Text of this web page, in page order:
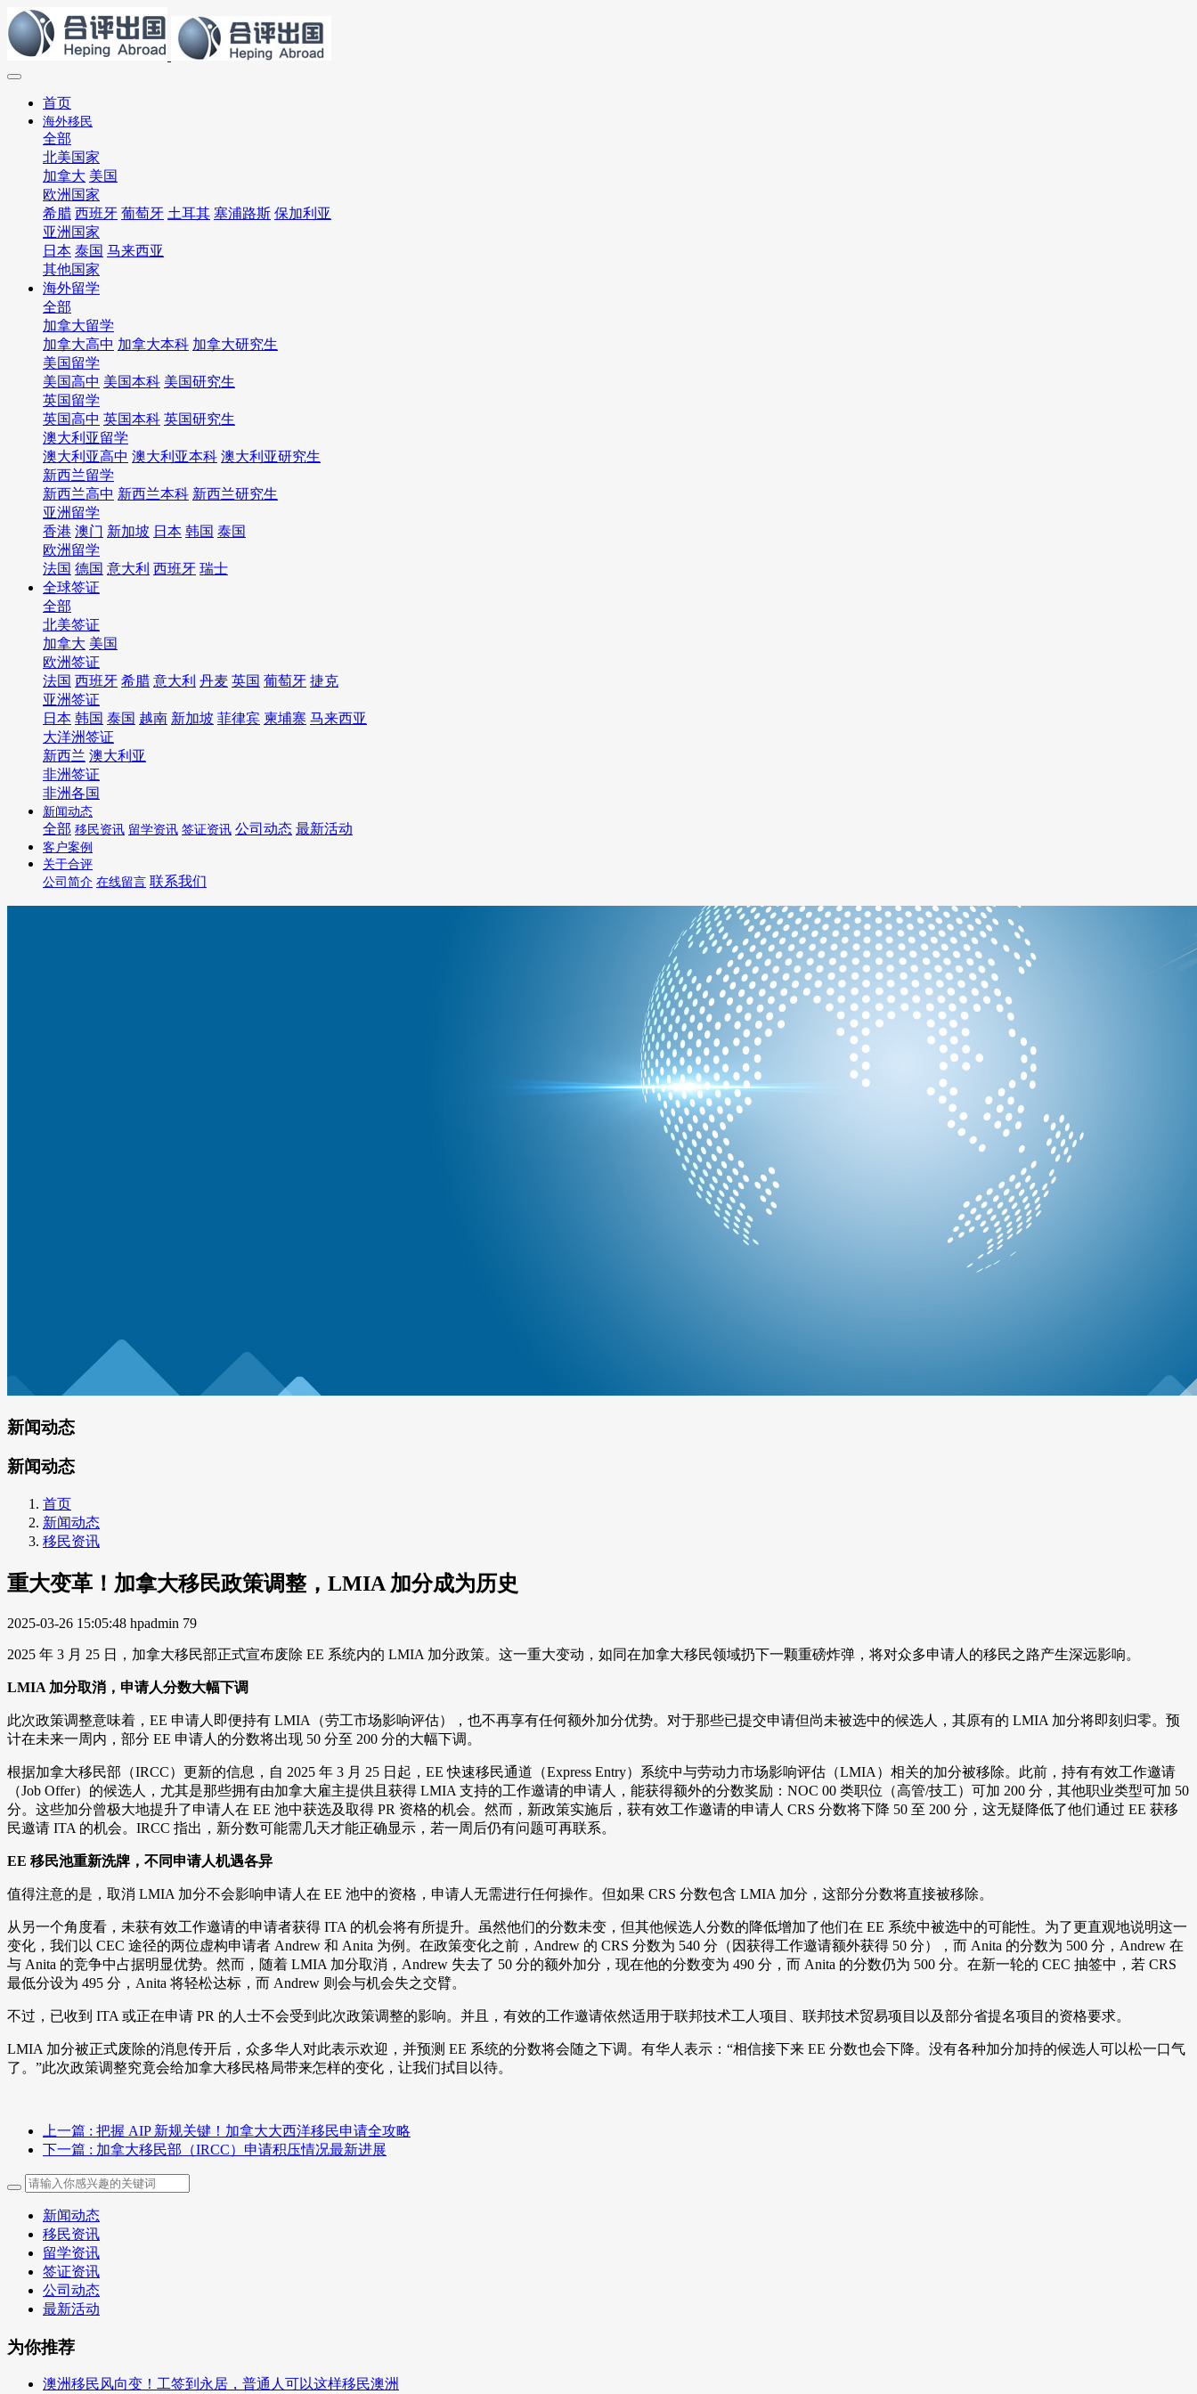
首页
海外移民
全部
北美国家
加拿大 美国
欧洲国家
希腊 西班牙 葡萄牙 土耳其 塞浦路斯 保加利亚
亚洲国家
日本 泰国 马来西亚
其他国家
海外留学
全部
加拿大留学
加拿大高中 加拿大本科 加拿大研究生
美国留学
美国高中 美国本科 美国研究生
英国留学
英国高中 英国本科 英国研究生
澳大利亚留学
澳大利亚高中 澳大利亚本科 澳大利亚研究生
新西兰留学
新西兰高中 新西兰本科 新西兰研究生
亚洲留学
香港 澳门 新加坡 日本 韩国 泰国
欧洲留学
法国 德国 意大利 西班牙 瑞士
全球签证
全部
北美签证
加拿大 美国
欧洲签证
法国 西班牙 希腊 意大利 丹麦 英国 葡萄牙 捷克
亚洲签证
日本 韩国 泰国 越南 新加坡 菲律宾 柬埔寨 马来西亚
大洋洲签证
新西兰 澳大利亚
非洲签证
非洲各国
新闻动态
全部 移民资讯 留学资讯 签证资讯 公司动态 最新活动
客户案例
关于合评
公司简介 在线留言 联系我们
新闻动态
新闻动态
首页
新闻动态
移民资讯
重大变革！加拿大移民政策调整，LMIA 加分成为历史
2025-03-26 15:05:48 hpadmin 79
2025 年 3 月 25 日，加拿大移民部正式宣布废除 EE 系统内的 LMIA 加分政策。这一重大变动，如同在加拿大移民领域扔下一颗重磅炸弹，将对众多申请人的移民之路产生深远影响。
LMIA 加分取消，申请人分数大幅下调
此次政策调整意味着，EE 申请人即便持有 LMIA（劳工市场影响评估），也不再享有任何额外加分优势。对于那些已提交申请但尚未被选中的候选人，其原有的 LMIA 加分将即刻归零。预
计在未来一周内，部分 EE 申请人的分数将出现 50 分至 200 分的大幅下调。
根据加拿大移民部（IRCC）更新的信息，自 2025 年 3 月 25 日起，EE 快速移民通道（Express Entry）系统中与劳动力市场影响评估（LMIA）相关的加分被移除。此前，持有有效工作邀请
（Job Offer）的候选人，尤其是那些拥有由加拿大雇主提供且获得 LMIA 支持的工作邀请的申请人，能获得额外的分数奖励：NOC 00 类职位（高管/技工）可加 200 分，其他职业类型可加 50
分。这些加分曾极大地提升了申请人在 EE 池中获选及取得 PR 资格的机会。然而，新政策实施后，获有效工作邀请的申请人 CRS 分数将下降 50 至 200 分，这无疑降低了他们通过 EE 获移
民邀请 ITA 的机会。IRCC 指出，新分数可能需几天才能正确显示，若一周后仍有问题可再联系。
EE 移民池重新洗牌，不同申请人机遇各异
值得注意的是，取消 LMIA 加分不会影响申请人在 EE 池中的资格，申请人无需进行任何操作。但如果 CRS 分数包含 LMIA 加分，这部分分数将直接被移除。
从另一个角度看，未获有效工作邀请的申请者获得 ITA 的机会将有所提升。虽然他们的分数未变，但其他候选人分数的降低增加了他们在 EE 系统中被选中的可能性。为了更直观地说明这一
变化，我们以 CEC 途径的两位虚构申请者 Andrew 和 Anita 为例。在政策变化之前，Andrew 的 CRS 分数为 540 分（因获得工作邀请额外获得 50 分），而 Anita 的分数为 500 分，Andrew 在
与 Anita 的竞争中占据明显优势。然而，随着 LMIA 加分取消，Andrew 失去了 50 分的额外加分，现在他的分数变为 490 分，而 Anita 的分数仍为 500 分。在新一轮的 CEC 抽签中，若 CRS
最低分设为 495 分，Anita 将轻松达标，而 Andrew 则会与机会失之交臂。
不过，已收到 ITA 或正在申请 PR 的人士不会受到此次政策调整的影响。并且，有效的工作邀请依然适用于联邦技术工人项目、联邦技术贸易项目以及部分省提名项目的资格要求。
LMIA 加分被正式废除的消息传开后，众多华人对此表示欢迎，并预测 EE 系统的分数将会随之下调。有华人表示：“相信接下来 EE 分数也会下降。没有各种加分加持的候选人可以松一口气
了。”此次政策调整究竟会给加拿大移民格局带来怎样的变化，让我们拭目以待。
上一篇 : 把握 AIP 新规关键！加拿大大西洋移民申请全攻略
下一篇 : 加拿大移民部（IRCC）申请积压情况最新进展
新闻动态
移民资讯
留学资讯
签证资讯
公司动态
最新活动
为你推荐
澳洲移民风向变！工签到永居，普通人可以这样移民澳洲